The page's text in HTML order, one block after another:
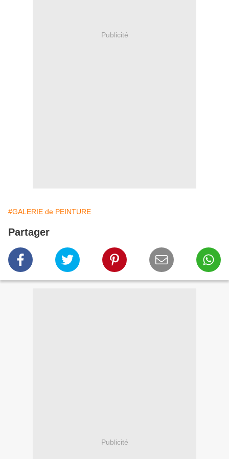
Publicité
#GALERIE de PEINTURE
Partager
Publicité